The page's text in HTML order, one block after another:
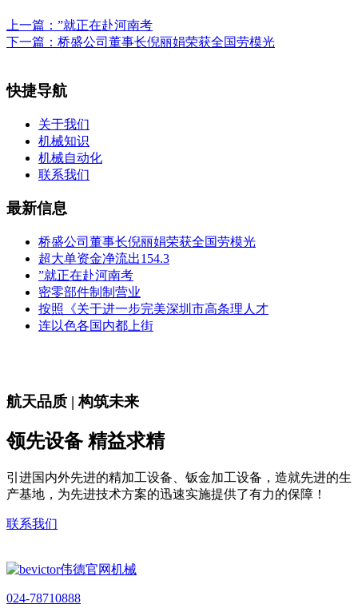
上一篇： ”就正在赴河南考
下一篇： 桥盛公司董事长倪丽娟荣获全国劳模光
快捷导航
关于我们
机械知识
机械自动化
联系我们
最新信息
桥盛公司董事长倪丽娟荣获全国劳模光
超大单资金净流出154.3
”就正在赴河南考
密零部件制制营业
按照《关于进一步完美深圳市高条理人才
连以色各国内都上街
航天品质 | 构筑未来
领先设备 精益求精
引进国内外先进的精加工设备、钣金加工设备，造就先进的生
产基地，为先进技术方案的迅速实施提供了有力的保障！
联系我们
024-78710888